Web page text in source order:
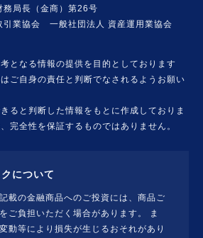
局長（金商）第26号
引業協会 一般社団法人 資産運用業協会
となる情報の提供を目的としております
ご自身の責任と判断でなされるようお願い
ると判断した情報をもとに作成しておりま
完全性を保証するものではありません。
について
載の金融商品へのご投資には、商品ご
ご負担いただく場合があります。 ま
動等により損失が生じるおそれがあり